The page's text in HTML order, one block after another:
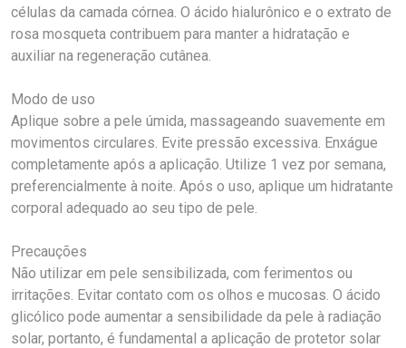
células da camada córnea. O ácido hialurônico e o extrato de
rosa mosqueta contribuem para manter a hidratação e
auxiliar na regeneração cutânea.
Modo de uso
Aplique sobre a pele úmida, massageando suavemente em
movimentos circulares. Evite pressão excessiva. Enxágue
completamente após a aplicação. Utilize 1 vez por semana,
preferencialmente à noite. Após o uso, aplique um hidratante
corporal adequado ao seu tipo de pele.
Precauções
Não utilizar em pele sensibilizada, com ferimentos ou
irritações. Evitar contato com os olhos e mucosas. O ácido
glicólico pode aumentar a sensibilidade da pele à radiação
solar, portanto, é fundamental a aplicação de protetor solar